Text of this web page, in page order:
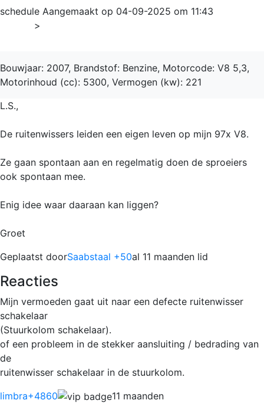
schedule Aangemaakt op 04-09-2025 om 11:43
>
Bouwjaar: 2007, Brandstof: Benzine, Motorcode: V8 5,3,
Motorinhoud (cc): 5300, Vermogen (kw): 221
L.S.,
De ruitenwissers leiden een eigen leven op mijn 97x V8.
Ze gaan spontaan aan en regelmatig doen de sproeiers
ook spontaan mee.
Enig idee waar daaraan kan liggen?
Groet
Geplaatst doorSaabstaal +50al 11 maanden lid
Reacties
Mijn vermoeden gaat uit naar een defecte ruitenwisser
schakelaar
(Stuurkolom schakelaar).
of een probleem in de stekker aansluiting / bedrading van
de
ruitenwisser schakelaar in de stuurkolom.
limbra+4860 11 maanden